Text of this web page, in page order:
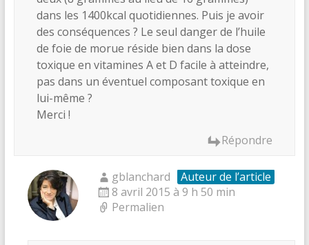
dans les 1400kcal quotidiennes. Puis je avoir
des conséquences ? Le seul danger de l’huile
de foie de morue réside bien dans la dose
toxique en vitamines A et D facile à atteindre,
pas dans un éventuel composant toxique en
lui-même ?
Merci !
Répondre
gblanchard
Auteur de l’article
8 avril 2015 à 9 h 50 min
Permalien